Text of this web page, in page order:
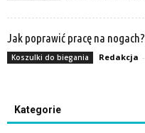
Jak poprawić pracę na nogach?
Koszulki do biegania Redakcja -
Kategorie